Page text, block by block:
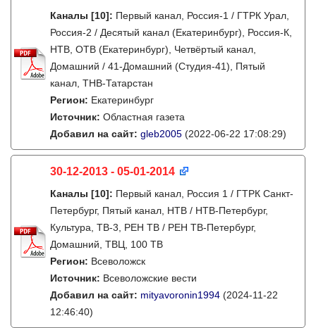
Каналы [10]: Первый канал, Россия-1 / ГТРК Урал,
Россия-2 / Десятый канал (Екатеринбург), Россия-К,
НТВ, ОТВ (Екатеринбург), Четвёртый канал,
Домашний / 41-Домашний (Студия-41), Пятый
канал, ТНВ-Татарстан
Регион: Екатеринбург
Источник: Областная газета
Добавил на сайт: gleb2005 (2022-06-22 17:08:29)
30-12-2013 - 05-01-2014
Каналы [10]: Первый канал, Россия 1 / ГТРК Санкт-
Петербург, Пятый канал, НТВ / НТВ-Петербург,
Культура, ТВ-3, РЕН ТВ / РЕН ТВ-Петербург,
Домашний, ТВЦ, 100 ТВ
Регион: Всеволожск
Источник: Всеволожские вести
Добавил на сайт: mityavoronin1994 (2024-11-22
12:46:40)